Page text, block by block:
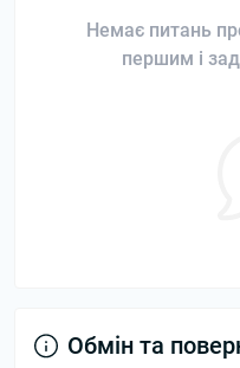
Немає питань
першим і
Обмін та